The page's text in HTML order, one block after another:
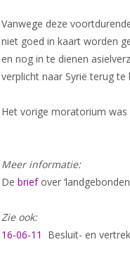
Vanwege deze
niet goed in kaart worden
en nog in te dienen
verplicht naar Syrië terug
Het vorige moratorium
Meer informatie:
De briefover
Zie ook:
16-06-11
Besluit- en